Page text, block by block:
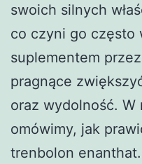
swoich silnych
co czyni go często
suplementem
pragnące
oraz wydolność.
omówimy, jak
trenbolon enanthat.